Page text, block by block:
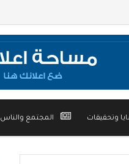
وتحقيقات المجتمع والناس